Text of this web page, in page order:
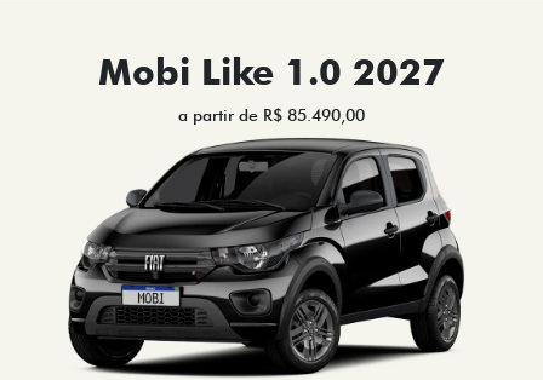
Mobi Like 1.0 2027
a partir de R$ 85.490,00